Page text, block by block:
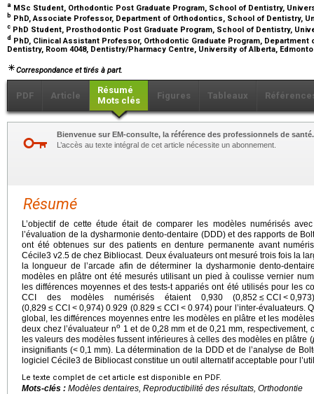
a MSc Student, Orthodontic Post Graduate Program, School of Dentistry,
b PhD, Associate Professor, Department of Orthodontics, School of Dentistry,
c PhD Student, Prosthodontic Post Graduate Program, School of Dentistry,
d PhD, Clinical Assistant Professor, Orthodontic Graduate Program,
Dentistry, Room 4048, Dentistry/Pharmacy Centre, University of Alberta,
Correspondance et tirés à part.
PDF Article
Résumé
Mots clés
Figures Tableaux
Bienvenue sur EM-consulte, la référence des professionnels de santé.
L’accès au texte intégral de cet article nécessite un abonnement.
Résumé
L’objectif de cette étude était de comparer les modèles numérisés
l’évaluation de la dysharmonie dento-dentaire (DDD) et des rapports de
ont été obtenues sur des patients en denture permanente avant
Cécile3 v2.5 de chez Bibliocast. Deux évaluateurs ont mesuré trois fois la
la longueur de l’arcade afin de déterminer la dysharmonie dento-
modèles en plâtre ont été mesurés utilisant un pied à coulisse vernier
les différences moyennes et des tests-t appariés ont été utilisés pour les
CCI des modèles numérisés étaient 0,930 (0,852 ≤ CCI <
(0,829 ≤ CCI < 0,974) 0.929 (0.829 ≤ CCI < 0.974) pour l’inter-évaluateurs.
global, les différences moyennes entre les modèles en plâtre et les
deux chez l’évaluateur no1 et de 0,28 mm et de 0,21 mm, respectivement,
les valeurs des modèles fussent inférieures à celles des modèles en plâtre (
insignifiants (< 0,1 mm). La détermination de la DDD et de l’analyse de
logiciel Cécile3 de Bibliocast constitue un outil alternatif acceptable pour
Le texte complet de cet article est disponible en PDF.
Mots-clés : Modèles dentaires, Reproductibilité des résultats, Orthodontie